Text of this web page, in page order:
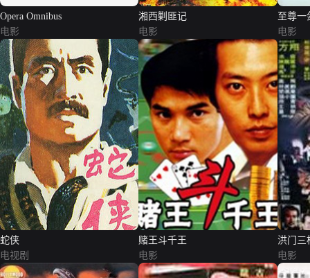
Opera Omnibus
电影
湘西剿匪记
电影
至尊一
电影
蛇侠
电视剧
赌王斗千王
电影
洪门三
电影